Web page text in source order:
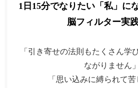
1日15分でなりたい「私」に
脳フィルター実
「引き寄せの法則もたくさん学
ながりません」
「思い込みに縛られて苦